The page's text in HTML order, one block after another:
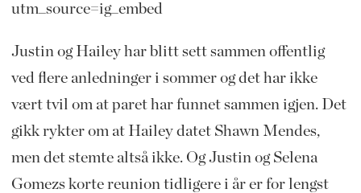
utm_source=ig_embed
Justin og Hailey har blitt sett sammen offentlig
ved flere anledninger i sommer og det har ikke
vært tvil om at paret har funnet sammen igjen. Det
gikk rykter om at Hailey datet Shawn Mendes,
men det stemte altså ikke. Og Justin og Selena
Gomezs korte reunion tidligere i år er for lengst